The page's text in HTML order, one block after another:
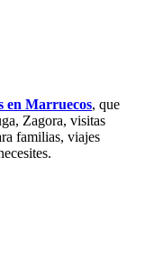
en Marruecos, que
Zagora, visitas
familias, viajes